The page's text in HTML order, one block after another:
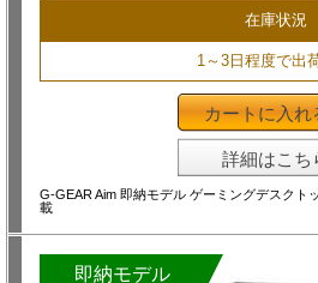
在庫状況
1～3日程度で出
カートに入れ
詳細はこち
G-GEAR Aim 即納モデル ゲーミングデスク
載
即納モデル